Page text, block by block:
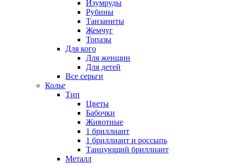
Изумруды
Рубины
Танзаниты
Жемчуг
Топазы
Для кого
Для женщин
Для детей
Все серьги
Колье
Тип
Цветы
Бабочки
Животные
1 бриллиант
1 бриллиант и россыпь
Танцующий бриллиант
Металл